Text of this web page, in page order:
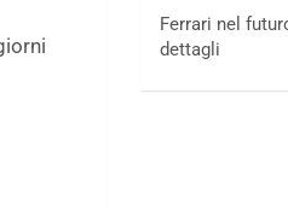
Ferrari nel
dettagli